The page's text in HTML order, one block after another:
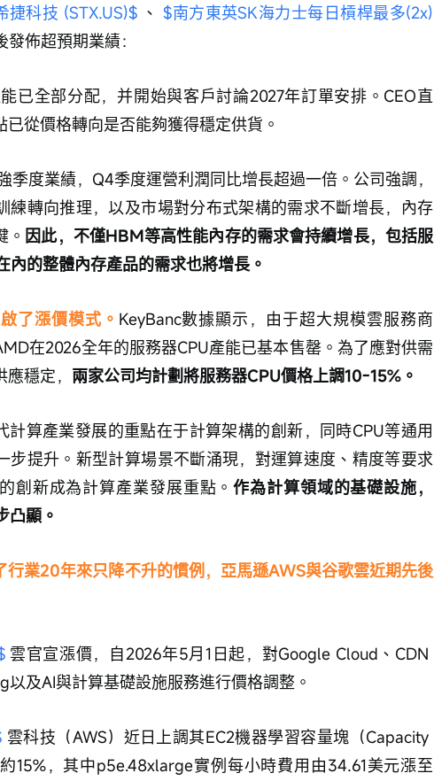
捷科技 (STX.US)$ 、 $南方東英SK海力士每日槓桿最多(2x)
發佈超預期業績：
已全部分配，并開始與客戶討論2027年訂單安排。CEO直
從價格轉向是否能夠獲得穩定供貨。
季度業績，Q4季度運營利潤同比增長超過一倍。公司強調，
練轉向推理，以及市場對分布式架構的需求不斷增長，內存
。 因此，不僅HBM等高性能內存的需求會持續增長，包括服
的整體內存產品的需求也將增長。
了漲價模式。 KeyBanc數據顯示，由于超大規模雲服務商
在2026全年的服務器CPU產能已基本售罄。為了應對供需
穩定， 兩家公司均計劃將服務器CPU價格上調10-15%。
計算產業發展的重點在于計算架構的創新，同時CPU等通用
步提升。新型計算場景不斷涌現，對運算速度、精度等要求
創新成為計算產業發展重點。作為計算領域的基礎設施，
凸顯。
行業20年來只降不升的慣例，亞馬遜AWS與谷歌雲近期先後
雲官宣漲價，自2026年5月1日起，對Google Cloud、CDN
及AI與計算基礎設施服務進行價格調整。
雲科技（AWS）近日上調其EC2機器學習容量塊（Capacity
15%，其中p5e.48xlarge實例每小時費用由34.61美元漲至